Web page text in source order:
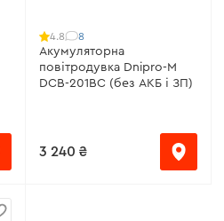
4.8 8
Акумуляторна
повітродувка Dnipro-M
DCB-201BC (без АКБ і ЗП)
3 240 ₴